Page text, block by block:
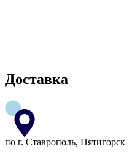
Доставка
по г. Ставрополь, Пятигорск